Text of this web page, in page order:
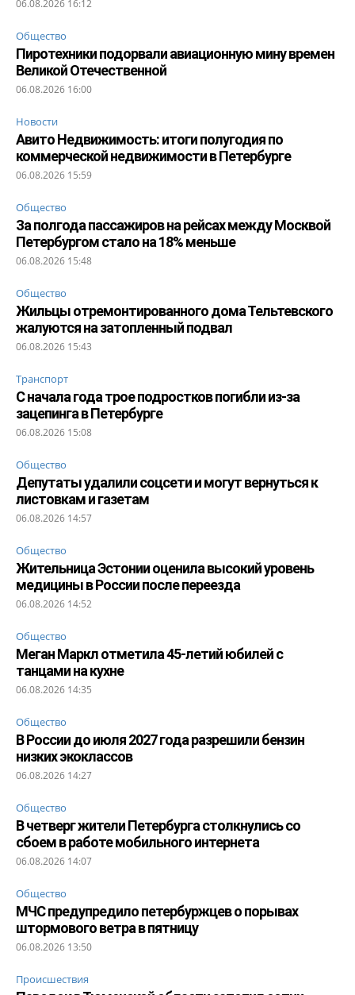
06.08.2026 16:12
Общество
Пиротехники подорвали авиационную мину времен
Великой Отечественной
06.08.2026 16:00
Новости
Авито Недвижимость: итоги полугодия по
коммерческой недвижимости в Петербурге
06.08.2026 15:59
Общество
За полгода пассажиров на рейсах между Москвой
Петербургом стало на 18% меньше
06.08.2026 15:48
Общество
Жильцы отремонтированного дома Тельтевского
жалуются на затопленный подвал
06.08.2026 15:43
Транспорт
С начала года трое подростков погибли из-за
зацепинга в Петербурге
06.08.2026 15:08
Общество
Депутаты удалили соцсети и могут вернуться к
листовкам и газетам
06.08.2026 14:57
Общество
Жительница Эстонии оценила высокий уровень
медицины в России после переезда
06.08.2026 14:52
Общество
Меган Маркл отметила 45-летий юбилей с
танцами на кухне
06.08.2026 14:35
Общество
В России до июля 2027 года разрешили бензин
низких экоклассов
06.08.2026 14:27
Общество
В четверг жители Петербурга столкнулись со
сбоем в работе мобильного интернета
06.08.2026 14:07
Общество
МЧС предупредило петербуржцев о порывах
штормового ветра в пятницу
06.08.2026 13:50
Происшествия